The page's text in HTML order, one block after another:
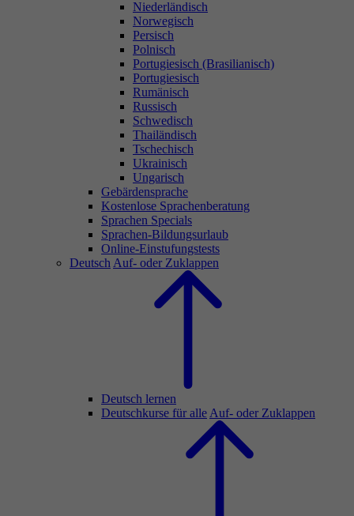
Niederländisch
Norwegisch
Persisch
Polnisch
Portugiesisch (Brasilianisch)
Portugiesisch
Rumänisch
Russisch
Schwedisch
Thailändisch
Tschechisch
Ukrainisch
Ungarisch
Gebärdensprache
Kostenlose Sprachenberatung
Sprachen Specials
Sprachen-Bildungsurlaub
Online-Einstufungstests
Deutsch Auf- oder Zuklappen
Deutsch lernen
Deutschkurse für alle Auf- oder Zuklappen